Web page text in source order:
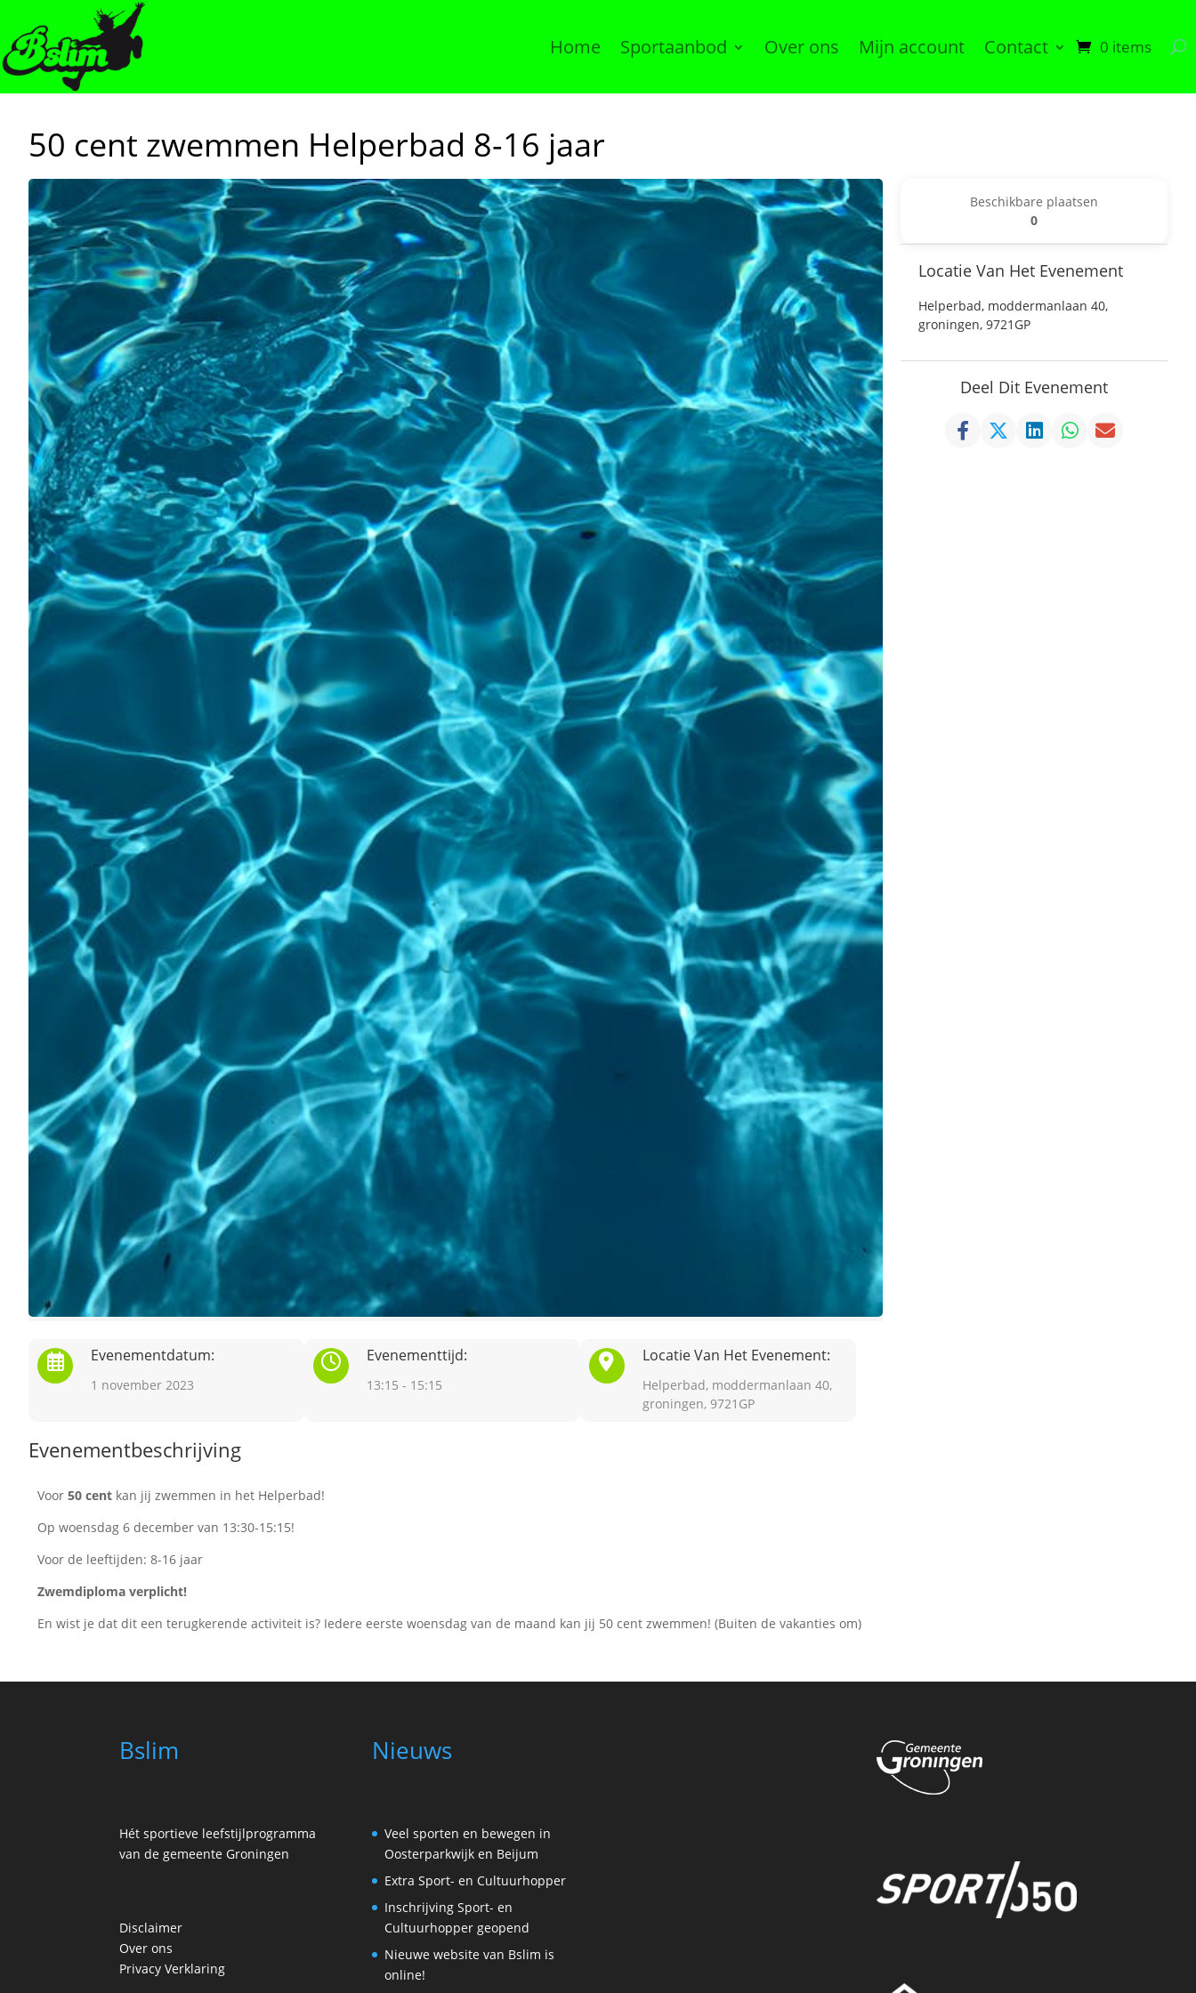
Home Sportaanbod Over ons Mijn account Contact 0 items
50 cent zwemmen Helperbad 8-16 jaar
Evenementdatum:
1 november 2023
Evenementtijd:
13:15 - 15:15
Locatie Van Het Evenement:
Helperbad, moddermanlaan 40,
groningen, 9721GP
Evenementbeschrijving
Voor 50 cent kan jij zwemmen in het Helperbad!
Op woensdag 6 december van 13:30-15:15!
Voor de leeftijden: 8-16 jaar
Zwemdiploma verplicht!
En wist je dat dit een terugkerende activiteit is? Iedere eerste woensdag van de maand kan jij 50 cent zwemmen! (Buiten de vakanties om)
Beschikbare plaatsen
0
Locatie Van Het Evenement
Helperbad, moddermanlaan 40,
groningen, 9721GP
Deel Dit Evenement
Bslim
Hét sportieve leefstijlprogramma
van de gemeente Groningen
Disclaimer
Over ons
Privacy Verklaring
Nieuws
Veel sporten en bewegen in
Oosterparkwijk en Beijum
Extra Sport- en Cultuurhopper
Inschrijving Sport- en
Cultuurhopper geopend
Nieuwe website van Bslim is
online!